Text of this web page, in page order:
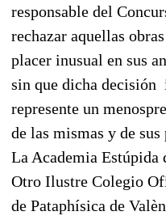
responsable del
rechazar aquellas
placer inusual en sus
sin que dicha decisión
represente un
de las mismas y de
La Academia Estúpida
Otro Ilustre Colegio
de Pataphísica de